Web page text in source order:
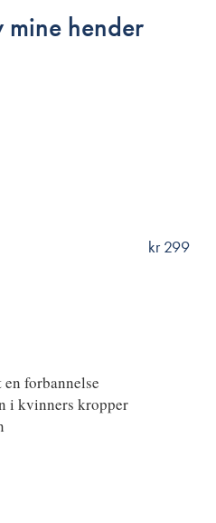
mine hender
kr 299
forbannelse
i kvinners kropper